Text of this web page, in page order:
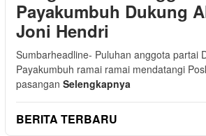
Payakumbuh Dukung
Joni Hendri
Sumbarheadline- Puluhan anggota partai
Payakumbuh ramai ramai mendatangi
pasangan Selengkapnya
BERITA TERBARU